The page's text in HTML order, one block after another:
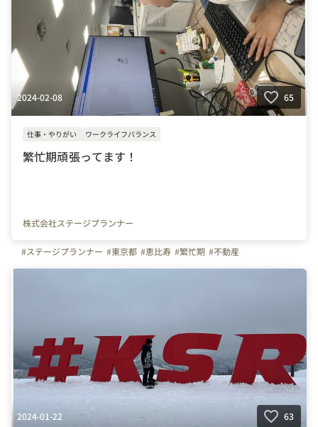
2024-02-08 65
仕事・やりがい ワークライフバランス
繁忙期頑張ってます！
株式会社ステージプランナー
#ステージプランナー #東京都 #恵比寿 #繁忙期 #不動産
2024-01-22 63